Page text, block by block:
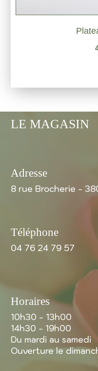
LE MAGASIN
Adresse
8 rue Brocherie -
Téléphone
04 76 24 79 57
Horaires
10h30 - 13h00
14h30 - 19h00
Du mardi au samedi
Ouverture le